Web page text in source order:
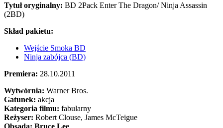
Tytuł oryginalny: BD 2Pack Enter The Dragon/ Ninja Assassin
(2BD)
Skład pakietu:
Wejście Smoka BD
Ninja zabójca (BD)
Premiera: 28.10.2011
Wytwórnia: Warner Bros.
Gatunek: akcja
Kategoria filmu: fabularny
Reżyser: Robert Clouse, James McTeigue
Obsada: Bruce Lee